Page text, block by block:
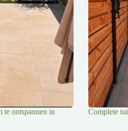
te ontspannen in
Complete